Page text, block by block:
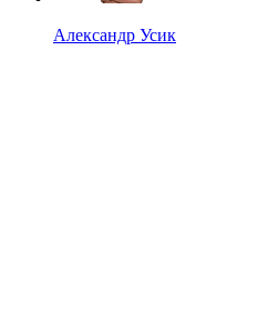
Александр Усик